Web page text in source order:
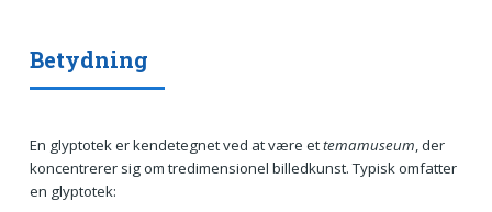
Betydning
En glyptotek er kendetegnet ved at være ettemamuseum, der
koncentrerer sig om tredimensionel billedkunst. Typisk omfatter
en glyptotek: